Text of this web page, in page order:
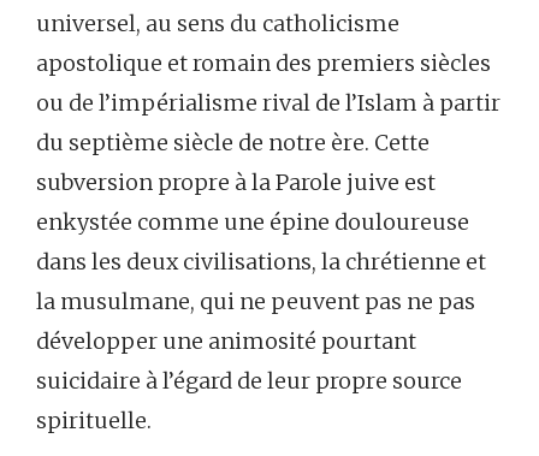
universel, au sens du catholicisme
apostolique et romain des premiers siècles
ou de l’impérialisme rival de l’Islam à partir
du septième siècle de notre ère. Cette
subversion propre à la Parole juive est
enkystée comme une épine douloureuse
dans les deux civilisations, la chrétienne et
la musulmane, qui ne peuvent pas ne pas
développer une animosité pourtant
suicidaire à l’égard de leur propre source
spirituelle.